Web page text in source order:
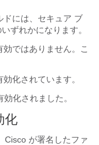
ドには、セキュア ブ
ずれかになります。
ではありません。こ
化されています。
化されました。
化
Cisco が署名したファ